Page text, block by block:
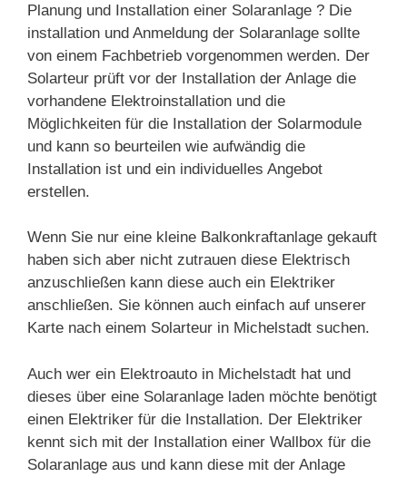
Planung und Installation einer Solaranlage ? Die
installation und Anmeldung der Solaranlage sollte
von einem Fachbetrieb vorgenommen werden. Der
Solarteur prüft vor der Installation der Anlage die
vorhandene Elektroinstallation und die
Möglichkeiten für die Installation der Solarmodule
und kann so beurteilen wie aufwändig die
Installation ist und ein individuelles Angebot
erstellen.
Wenn Sie nur eine kleine Balkonkraftanlage gekauft
haben sich aber nicht zutrauen diese Elektrisch
anzuschließen kann diese auch ein Elektriker
anschließen. Sie können auch einfach auf unserer
Karte nach einem Solarteur in Michelstadt suchen.
Auch wer ein Elektroauto in Michelstadt hat und
dieses über eine Solaranlage laden möchte benötigt
einen Elektriker für die Installation. Der Elektriker
kennt sich mit der Installation einer Wallbox für die
Solaranlage aus und kann diese mit der Anlage